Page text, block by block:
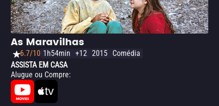
As Maravilhas
6.7/10 1h54min +12 2015 Comédia
ASSISTA EM CASA
Alugue ou Compre: